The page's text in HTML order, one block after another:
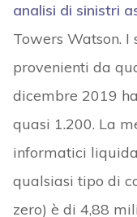
analisi di sinistri
Towers Watson.
provenienti da
dicembre 2019
quasi 1.200. La
informatici
qualsiasi tipo di
zero) è di 4,88